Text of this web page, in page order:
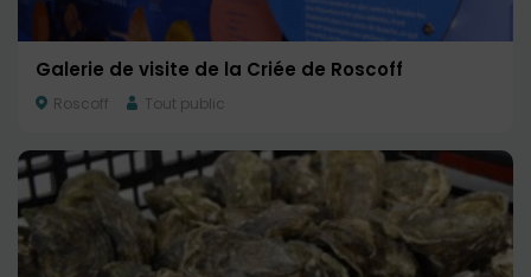
Galerie de visite de la Criée de Roscoff
Roscoff Tout public